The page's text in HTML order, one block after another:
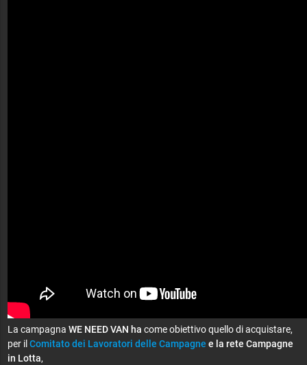
La campagna WE NEED VAN ha come obiettivo quello di acquistare,
per il Comitato dei Lavoratori delle Campagne e la rete Campagne
in Lotta,